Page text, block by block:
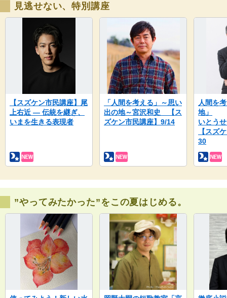
見逃せない、特別講座
【スズケン市民講座】尾
上右近 ― 伝統を継ぎ、
いまを生きる表現者
「人間を考える」～思い
出の地～宮沢和史 【ス
ズケン市民講座】9/14
人間を
地」
いとう
【スズ
30
”やってみたかった”をこの夏はじめる。